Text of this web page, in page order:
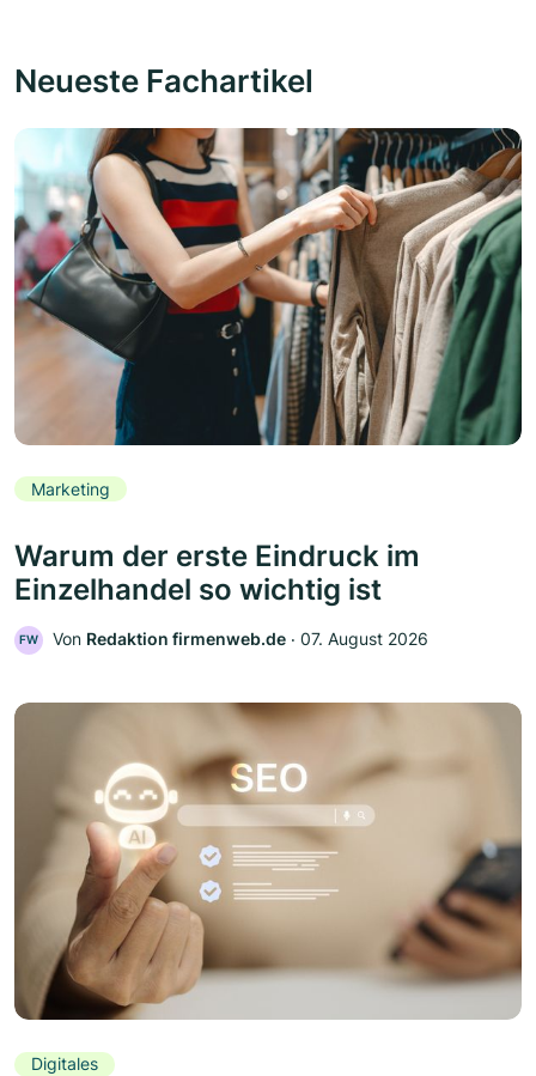
Neueste Fachartikel
Marketing
Warum der erste Eindruck im
Einzelhandel so wichtig ist
FW Von Redaktion firmenweb.de ‧ 07. August 2026
Digitales